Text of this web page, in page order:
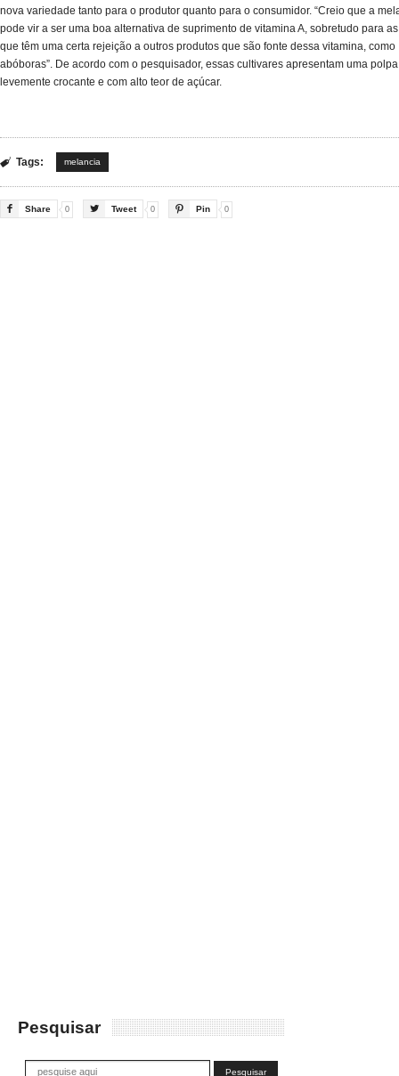
nova variedade tanto para o produtor quanto para o consumidor. “Creio que a
pode vir a ser uma boa alternativa de suprimento de vitamina A, sobretudo para
que têm uma certa rejeição a outros produtos que são fonte dessa vitamina, como
abóboras”. De acordo com o pesquisador, essas cultivares apresentam uma
levemente crocante e com alto teor de açúcar.
 Tags: melancia
 Share 0  Tweet 0  Pin 0
Pesquisar